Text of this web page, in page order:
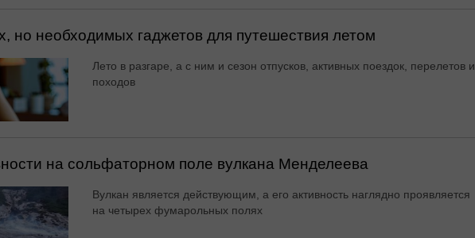
но необходимых гаджетов для путешествия летом
Лето в разгаре, а с ним и сезон отпусков, активных поездок, перелетов и
походов
на сольфаторном поле вулкана Менделеева
Вулкан является действующим, а его активность наглядно проявляется
на четырех фумарольных полях